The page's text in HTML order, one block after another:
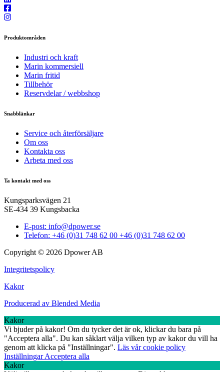
Produktområden
Industri och kraft
Marin kommersiell
Marin fritid
Tillbehör
Reservdelar / webbshop
Snabblänkar
Service och återförsäljare
Om oss
Kontakta oss
Arbeta med oss
Ta kontakt med oss
Kungsparksvägen 21
SE-434 39 Kungsbacka
E-post: info@dpower.se
Telefon: +46 (0)31 748 62 00 +46 (0)31 748 62 00
Copyright © 2026 Dpower AB
Integritetspolicy
Kakor
Producerad av Blended Media
Kakor
Vi bjuder på kakor! Om du tycker det är ok, klickar du bara på
"Acceptera alla". Du kan såklart välja vilken typ av kakor du vill ha
genom att klicka på "Inställningar". Läs vår cookie policy
InställningarAcceptera alla
Kakor